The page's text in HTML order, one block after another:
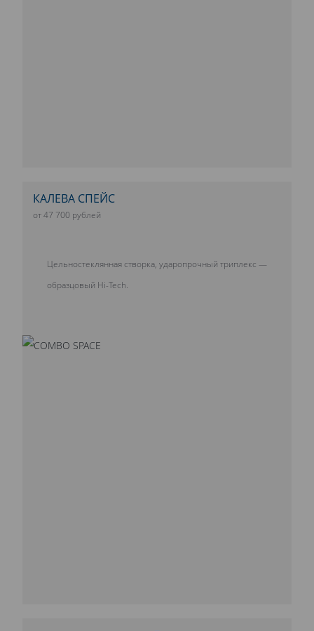
КАЛЕВА СПЕЙС
от 47 700 рублей
Цельностеклянная створка, ударопрочный триплекс —
образцовый Hi-Tech.